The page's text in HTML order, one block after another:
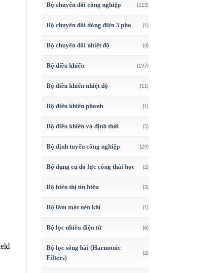
Bộ chuyển đổi công nghiệp (113)
Bộ chuyển đổi dòng điện 3 pha (1)
Bộ chuyển đổi nhiệt độ (4)
Bộ điều khiển (197)
Bộ điều khiển nhiệt độ (11)
Bộ điều khiển phanh (1)
Bộ điều khiển và định thời (5)
Bộ định tuyến công nghiệp (29)
Bộ dụng cụ đo lực công thái học (2)
Bộ hiển thị tín hiệu (3)
Bộ làm mát nén khí (1)
Bộ lọc nhiễu điện từ (6)
Bộ lọc sóng hài (Harmonic
Filters)
(2)